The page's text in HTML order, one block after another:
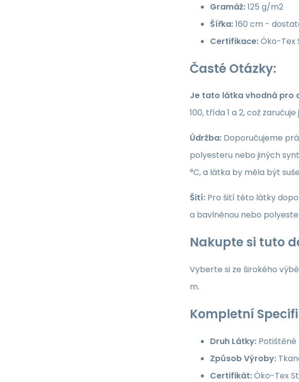
Gramáž:125 g/m2
Šířka:160 cm -
Certifikace:Öko-Tex
Časté Otázky:
Je tato látka vhodná pro
100, třída 1 a 2, což
Údržba: Doporučujeme
polyesteru nebo jiných
°C, a látka by měla být
Šití: Pro šití této látky
a bavlněnou nebo
Nakupte si tuto
Vyberte si ze širokého
m.
Kompletní
Druh Látky:
Způsob Výroby:
Certifikát:Öko-Tex